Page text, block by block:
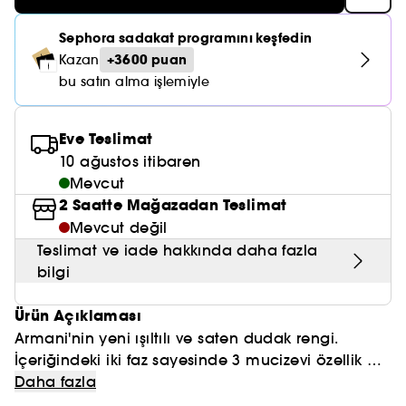
Maske
Cilt & Makyaj Temizleyiciler
Saç Bakım Setleri
Okyanus Esansı
Matlaştırıcı Bakım
Kızarıklık için Bakım
Cilt Tonu Eşitsizliği için Bakım
Gözenek Karşıtı
Işıltı Veren Bakım
Karma ve Yağlı Saçlar
Kuru Saç Bakımı
CHAMPO
GHD
SUMMER FRIDAYS
ERBORIAN
OLAPLEX
KÉRASTASE
TANGLE TEEZER
GISOU
K18
KAYALI
ARMANI
SUPERGOOP!
GISOU
AMIKA
KAYALI
LE MONDE GOURMAND
Sephora sadakat programını keşfedin
Kazan +3600 puan
bu satın alma işlemiyle
Eve Teslimat
10 ağustos itibaren
Mevcut
2 Saatte Mağazadan Teslimat
Mevcut değil
Teslimat ve iade hakkında daha fazla
bilgi
Ürün Açıklaması
Armani'nin yeni ışıltılı ve saten dudak rengi.
İçeriğindeki iki faz sayesinde 3 mucizevi özellik bir
arada: yoğun renk, nemlendirici bakım ve kalıcı
Daha fazla